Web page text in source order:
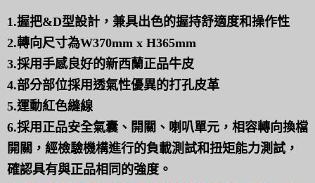
1.握把&D型設計，兼具出色的握持舒適度和操作性
2.轉向尺寸為W370mm x H365mm
3.採用手感良好的新西蘭正品牛皮
4.部分部位採用透氣性優異的打孔皮革
5.運動紅色縫線
6.採用正品安全氣囊、開關、喇叭單元，相容轉向換檔
開關，經檢驗機構進行的負載測試和扭矩能力測試，
確認具有與正品相同的強度。